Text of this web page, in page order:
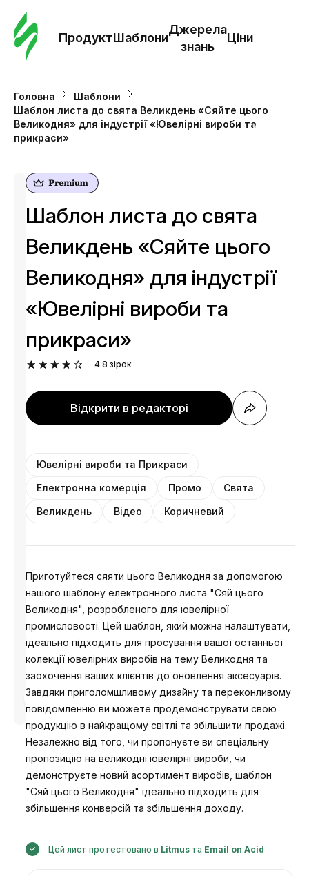
ПродуктШаблони
Джерела
знань
Ціни
Головна
Шаблони
Шаблон листа до свята Великдень «Сяйте цього
Великодня» для індустрії «Ювелірні вироби та
прикраси»
Розроблено
Шаблон листа до свята
Великдень «Сяйте цього
Великодня» для індустрії
«Ювелірні вироби та
прикраси»
4.8 зірок
Відкрити в редакторі
Ювелірні вироби та Прикраси
Електронна комерція
Промо
Свята
Великдень
Відео Коричневий
Приготуйтеся сяяти цього Великодня за допомогою
нашого шаблону електронного листа "Сяй цього
Великодня", розробленого для ювелірної
промисловості. Цей шаблон, який можна налаштувати,
ідеально підходить для просування вашої останньої
колекції ювелірних виробів на тему Великодня та
заохочення ваших клієнтів до оновлення аксесуарів.
Завдяки приголомшливому дизайну та переконливому
повідомленню ви можете продемонструвати свою
продукцію в найкращому світлі та збільшити продажі.
Незалежно від того, чи пропонуєте ви спеціальну
пропозицію на великодні ювелірні вироби, чи
демонструєте новий асортимент виробів, шаблон
"Сяй цього Великодня" ідеально підходить для
збільшення конверсій та збільшення доходу.
Цей лист протестовано в Litmus та Email on Acid